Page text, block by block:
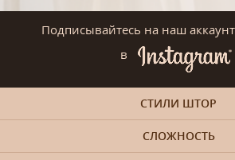
Подписывайтесь на наш
в
СТИЛИ ШТОР
СЛОЖНОСТЬ